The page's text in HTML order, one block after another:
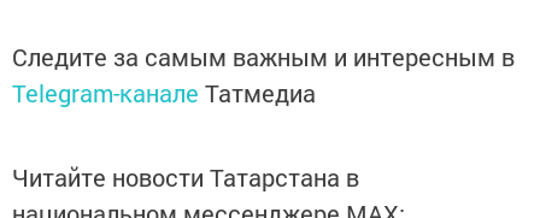
Следите за самым важным и интересным в
Telegram-канале Татмедиа
Читайте новости Татарстана в